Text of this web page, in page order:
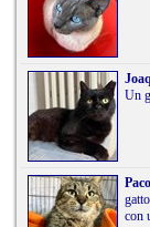
Un
con